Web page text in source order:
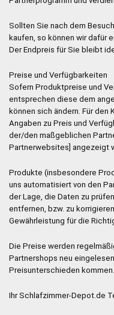
Sollten Sie nach dem
kaufen, so können wir dafür
Der Endpreis für Sie bleibt
Preise und Verfügbarkeiten
Sofern Produktpreise und
entsprechen diese dem
können sich ändern. Für
Angaben zu Preis und
der/den maßgeblichen
Partnerwebsites] angezeigt
Produkte (insbesondere
uns automatisiert von den
der Lage, die Daten zu
entfernen, bzw. zu
Gewährleistung für die
Die Preise werden
Partnershops neu
Preisunterschieden
Ihr Schlafzimmer-Depot.de